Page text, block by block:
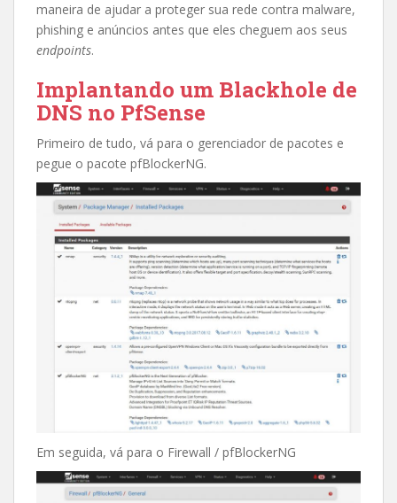
maneira de ajudar a proteger sua rede contra malware,
phishing e anúncios antes que eles cheguem aos seus
endpoints.
Implantando um Blackhole de
DNS no PfSense
Primeiro de tudo, vá para o gerenciador de pacotes e
pegue o pacote pfBlockerNG.
Em seguida, vá para o Firewall / pfBlockerNG